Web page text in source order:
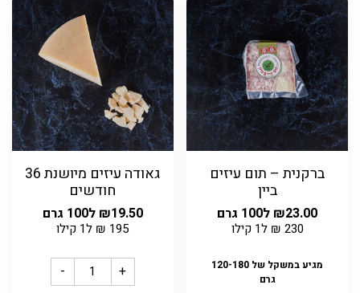
ברקנית – תום עיזים
ביין
₪23.00 ל100 גרם
230
₪ ל1 קילו
מגיע במשקל של 120-180
גרם
גאודה עיזים מיושנת 36
חודשים
₪19.50 ל100 גרם
195
₪ ל1 קילו
- +